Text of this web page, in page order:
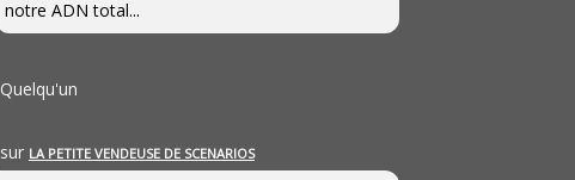
notre ADN total...
Quelqu'un
sur LA PETITE VENDEUSE DE SCENARIOS